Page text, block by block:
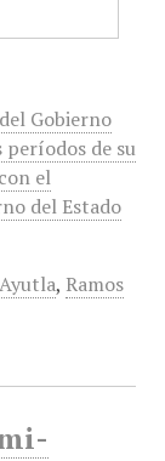
Gobierno
períodos de su
el
del Estado
, Ramos